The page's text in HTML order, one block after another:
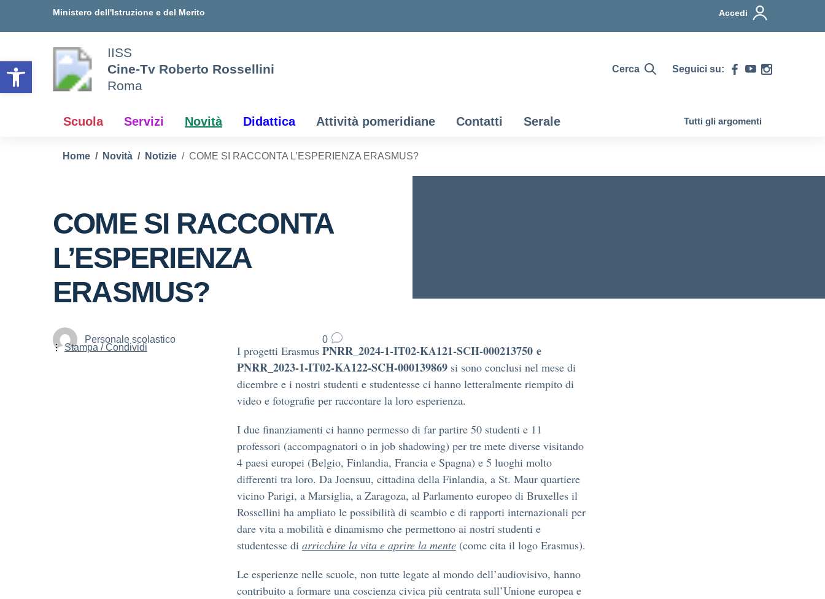
Ministero dell'Istruzione e del Merito Accedi
IISS
Cine-Tv Roberto Rossellini
Roma
Cerca Seguici su:
Scuola Servizi Novità Didattica Attività pomeridiane Contatti Serale Tutti gli argomenti
Home Novità Notizie COME SI RACCONTA L’ESPERIENZA ERASMUS?
COME SI RACCONTA
L’ESPERIENZA
ERASMUS?
Personale scolastico 0
I progetti Erasmus PNRR_2024-1-IT02-KA121-SCH-000213750 e
PNRR_2023-1-IT02-KA122-SCH-000139869 si sono conclusi nel mese di
dicembre e i nostri studenti e studentesse ci hanno letteralmente riempito di
video e fotografie per raccontare la loro esperienza.
I due finanziamenti ci hanno permesso di far partire 50 studenti e 11
professori (accompagnatori o in job shadowing) per tre mete diverse visitando
4 paesi europei (Belgio, Finlandia, Francia e Spagna) e 5 luoghi molto
differenti tra loro. Da Joensuu, cittadina della Finlandia, a St. Maur quartiere
vicino Parigi, a Marsiglia, a Zaragoza, al Parlamento europeo di Bruxelles il
Rossellini ha ampliato le possibilità di scambio e di rapporti internazionali per
dare vita a mobilità e dinamismo che permettono ai nostri studenti e
studentesse di arricchire la vita e aprire la mente (come cita il logo Erasmus).
Le esperienze nelle scuole, non tutte legate al mondo dell’audiovisivo, hanno
contribuito a formare una coscienza civica più centrata sull’Unione europea e
Stampa / Condividi
Open toolbar